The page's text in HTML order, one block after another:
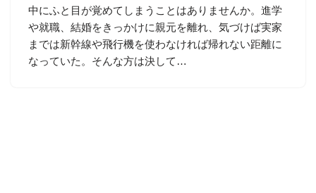
中にふと目が覚めてしまうことはありませんか。進学
や就職、結婚をきっかけに親元を離れ、気づけば実家
までは新幹線や飛行機を使わなければ帰れない距離に
なっていた。そんな方は決して…